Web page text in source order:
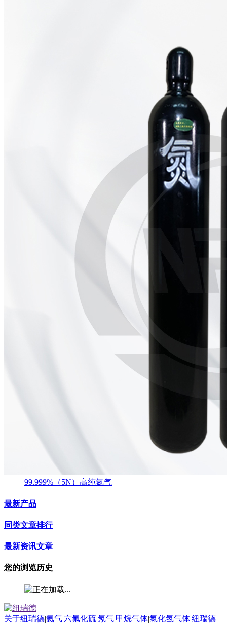
99.999%（5N）高纯氮气
最新产品
同类文章排行
最新资讯文章
您的浏览历史
关于纽瑞德|氦气|六氟化硫|氖气|甲烷气体|氯化氢气体|纽瑞德